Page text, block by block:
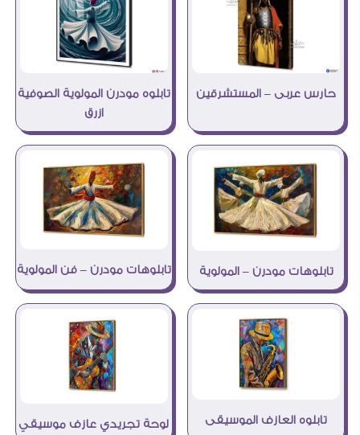
حارس عربى – المستشرقين
تابلوه مودرن المولوية الصوفية
ازرق
تابلوهات مودرن – المولوية تابلوهات مودرن – فن المولوية
تابلوه العازف الموسيقى لوحة تجريدي عازف موسيقي